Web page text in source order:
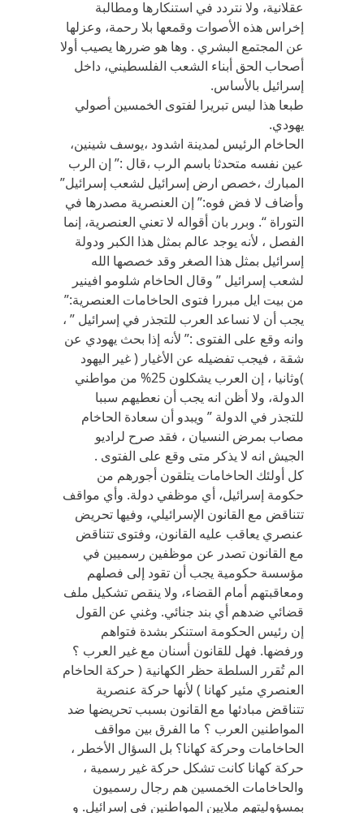
عقلانية، ولا نتردد في استنكارها ومطالبة
إخراس هذه الأصوات وقمعها بلا رحمة، وعزلها
عن المجتمع البشري . وها هو ضررها يصيب أولا
أصحاب الحق أبناء الشعب الفلسطيني، داخل
إسرائيل بالأساس.
طبعا هذا ليس تبريرا لفتوى الخمسين أصولي
يهودي.
الحاخام الرئيس لمدينة اشدود ،يوسف شينين،
عين نفسه متحدثا باسم الرب ،قال :” إن الرب
المبارك ،خصص ارض إسرائيل لشعب إسرائيل”
وأضاف لا فض فوه:” إن العنصرية مصدرها في
التوراة “. وبرر بان أقواله لا تعني العنصرية، إنما
الفصل ، لأنه يوجد عالم بمثل هذا الكبر ودولة
إسرائيل بمثل هذا الصغر وقد خصصها الله
لشعب إسرائيل ” وقال الحاخام شلومو افينير
من بيت ايل مبررا فتوى الحاخامات العنصرية:”
يجب أن لا نساعد العرب للتجذر في إسرائيل ” ،
وانه وقع على الفتوى :” لأنه إذا بحث يهودي عن
شقة ، فيجب تفضيله عن الأغيار ( غير اليهود
)وثانيا ، إن العرب يشكلون 25% من مواطني
الدولة، ولا أظن انه يجب أن نعطيهم سببا
للتجذر في الدولة ” ويبدو أن سعادة الحاخام
مصاب بمرض النسيان ، فقد صرح لراديو
الجيش انه لا يذكر متى وقع على الفتوى .
كل أولئك الحاخامات يتلقون أجورهم من
حكومة إسرائيل، أي موظفي دولة. وأي مواقف
تتناقض مع القانون الإسرائيلي، وفيها تحريض
عنصري يعاقب عليه القانون، وفتوى تتناقض
مع القانون تصدر عن موظفين رسميين في
مؤسسة حكومية يجب أن تقود إلى فصلهم
ومعاقبتهم أمام القضاء، ولا ينقص تشكيل ملف
قضائي ضدهم أي بند جنائي. وغني عن القول
إن رئيس الحكومة استنكر بشدة فتواهم
ورفضها. فهل للقانون أسنان مع غير العرب ؟
الم تُقرر السلطة حظر الكهانية ( حركة الحاخام
العنصري مئير كهانا ) لأنها حركة عنصرية
تتناقض مبادئها مع القانون بسبب تحريضها ضد
المواطنين العرب ؟ ما الفرق بين مواقف
الحاخامات وحركة كهانا؟ بل السؤال الأخطر ،
حركة كهانا كانت تشكل حركة غير رسمية ،
والحاخامات الخمسين هم رجال رسميون
بمسؤوليتهم ملايين المواطنين في إسرائيل. و